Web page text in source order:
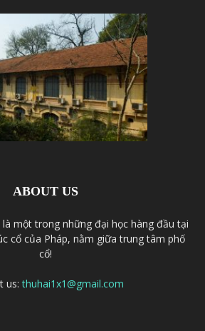
ABOUT US
một trong những đại học hàng đầu tại
cổ của Pháp, nằm giữa trung tâm phố
cổ!
us:thuhai1x1@gmail.com